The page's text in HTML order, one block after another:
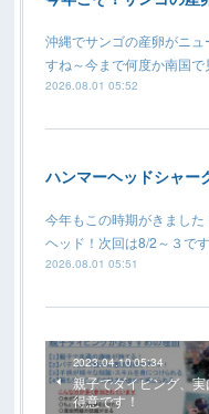
沖縄でサンゴの産卵がニュ
すね～今まで何度か南国
2026.08.01 05:52
ハンマーヘッドシャー
今年もこの時期がきまし
ヘッド！次回は8/2～３で
2026.08.01 05:51
2023.04.10 05:34
親子でダイビング、実
得意です！